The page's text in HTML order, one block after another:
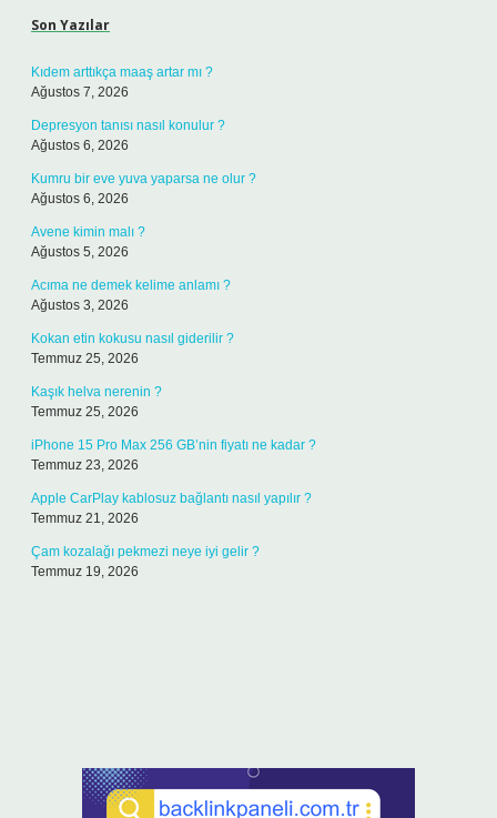
Son Yazılar
Kıdem arttıkça maaş artar mı ?
Ağustos 7, 2026
Depresyon tanısı nasıl konulur ?
Ağustos 6, 2026
Kumru bir eve yuva yaparsa ne olur ?
Ağustos 6, 2026
Avene kimin malı ?
Ağustos 5, 2026
Acıma ne demek kelime anlamı ?
Ağustos 3, 2026
Kokan etin kokusu nasıl giderilir ?
Temmuz 25, 2026
Kaşık helva nerenin ?
Temmuz 25, 2026
iPhone 15 Pro Max 256 GB’nin fiyatı ne kadar ?
Temmuz 23, 2026
Apple CarPlay kablosuz bağlantı nasıl yapılır ?
Temmuz 21, 2026
Çam kozalağı pekmezi neye iyi gelir ?
Temmuz 19, 2026